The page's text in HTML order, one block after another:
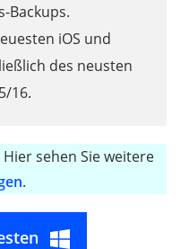
Backups.
iOS und
des neusten
16.
sehen Sie weitere
.